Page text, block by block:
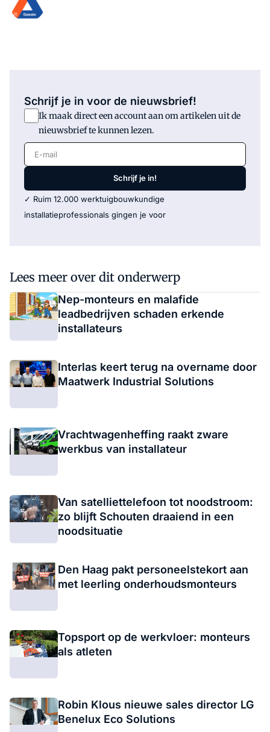
Schrijf je in voor de nieuwsbrief!
Ik maak direct een account aan om artikelen uit de
nieuwsbrief te kunnen lezen.
E-mail
Schrijf je in!
✓ Ruim 12.000 werktuigbouwkundige
installatieprofessionals gingen je voor
Lees meer over dit onderwerp
Nep-monteurs en malafide
leadbedrijven schaden erkende
installateurs
Interlas keert terug na overname door
Maatwerk Industrial Solutions
Vrachtwagenheffing raakt zware
werkbus van installateur
Van satelliettelefoon tot noodstroom:
zo blijft Schouten draaiend in een
noodsituatie
Den Haag pakt personeelstekort aan
met leerling onderhoudsmonteurs
Topsport op de werkvloer: monteurs
als atleten
Robin Klous nieuwe sales director LG
Benelux Eco Solutions